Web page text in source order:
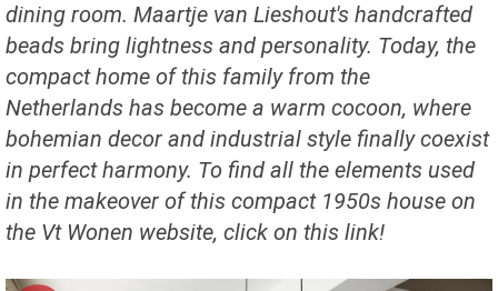
dining room. Maartje van Lieshout's handcrafted
beads bring lightness and personality. Today, the
compact home of this family from the
Netherlands has become a warm cocoon, where
bohemian decor and industrial style finally coexist
in perfect harmony. To find all the elements used
in the makeover of this compact 1950s house on
the Vt Wonen website, click on this link!